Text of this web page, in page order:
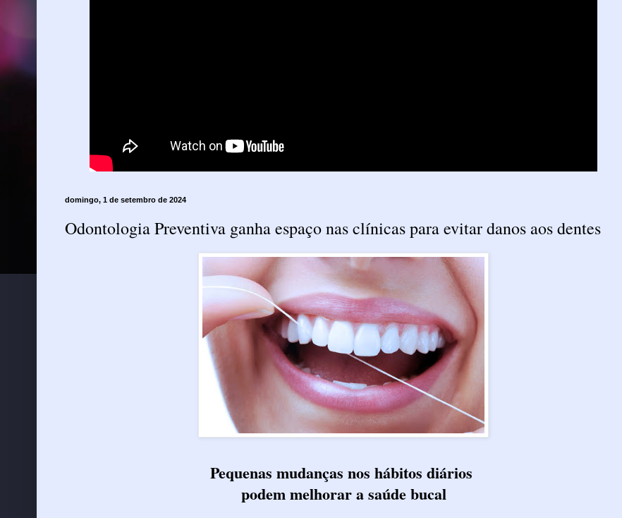
domingo, 1 de setembro de 2024
Odontologia Preventiva ganha espaço nas clínicas para evitar danos aos dentes
Pequenas mudanças nos hábitos diários
podem melhorar a saúde bucal